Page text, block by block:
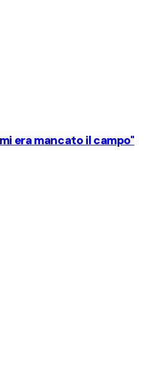
era mancato il campo"